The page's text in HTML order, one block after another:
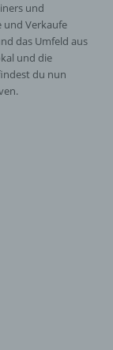
und
und Verkaufe
das Umfeld aus
und die
du nun